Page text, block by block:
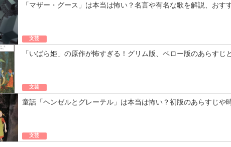
「マザー・グース」は本当は怖い？名言や有名な歌を解説、おす
文芸
「いばら姫」の原作が怖すぎる！グリム版、ペロー版のあらすじ
文芸
童話「ヘンゼルとグレーテル」は本当は怖い？初版のあらすじや
文芸